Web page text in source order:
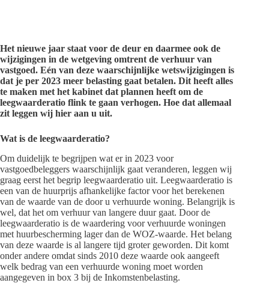
Het nieuwe jaar staat voor de deur en daarmee ook de
wijzigingen in de wetgeving omtrent de verhuur van
vastgoed. Eén van deze waarschijnlijke wetswijzigingen is
dat je per 2023 meer belasting gaat betalen. Dit heeft alles
te maken met het kabinet dat plannen heeft om de
leegwaarderatio flink te gaan verhogen. Hoe dat allemaal
zit leggen wij hier aan u uit.
Wat is de leegwaarderatio?
Om duidelijk te begrijpen wat er in 2023 voor
vastgoedbeleggers waarschijnlijk gaat veranderen, leggen wij
graag eerst het begrip leegwaarderatio uit. Leegwaarderatio is
een van de huurprijs afhankelijke factor voor het berekenen
van de waarde van de door u verhuurde woning. Belangrijk is
wel, dat het om verhuur van langere duur gaat. Door de
leegwaarderatio is de waardering voor verhuurde woningen
met huurbescherming lager dan de WOZ-waarde. Het belang
van deze waarde is al langere tijd groter geworden. Dit komt
onder andere omdat sinds 2010 deze waarde ook aangeeft
welk bedrag van een verhuurde woning moet worden
aangegeven in box 3 bij de Inkomstenbelasting.